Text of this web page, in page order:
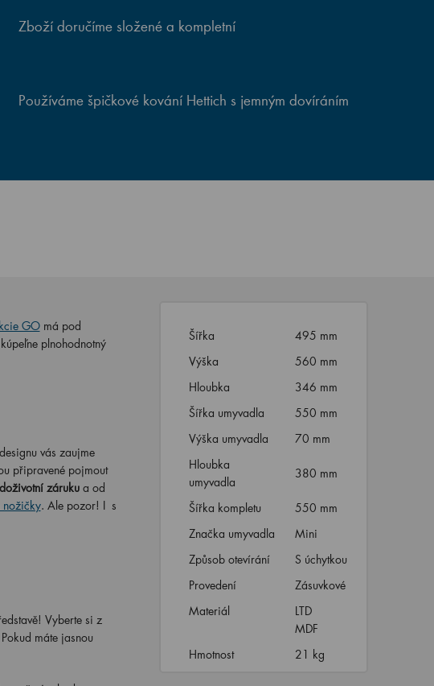
Zboží doručíme složené a kompletní
Používáme špičkové kování Hettich s jemným dovíráním
GO má pod
plnohodnotný
vás zaujme
připravené pojmout
doživotní záruku a od
nožičky. Ale pozor! I s
Vyberte si z
máte jasnou
Šířka
495 mm
Výška
560 mm
Hloubka
346 mm
Šířka umyvadla
550 mm
Výška umyvadla
70 mm
Hloubka
umyvadla
380 mm
Šířka kompletu
550 mm
Značka umyvadla
Mini
Způsob otevírání
S úchytkou
Provedení
Zásuvkové
Materiál
LTD
MDF
Hmotnost
21 kg